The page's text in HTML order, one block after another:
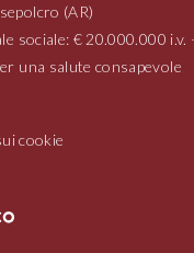
(AR)
sociale: € 20.000.000
una salute consapevole
cookie